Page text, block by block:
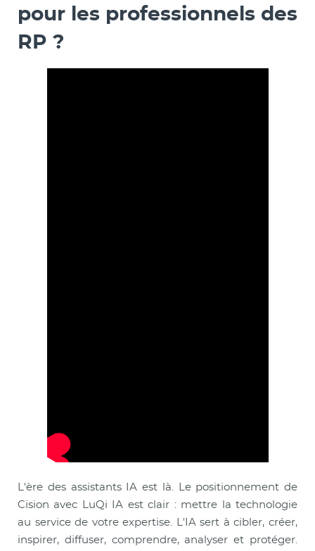
pour les professionnels des
RP ?
L'ère des assistants IA est là. Le positionnement de
Cision avec LuQi IA est clair : mettre la technologie
au service de votre expertise. L'IA sert à cibler, créer,
inspirer, diffuser, comprendre, analyser et protéger.